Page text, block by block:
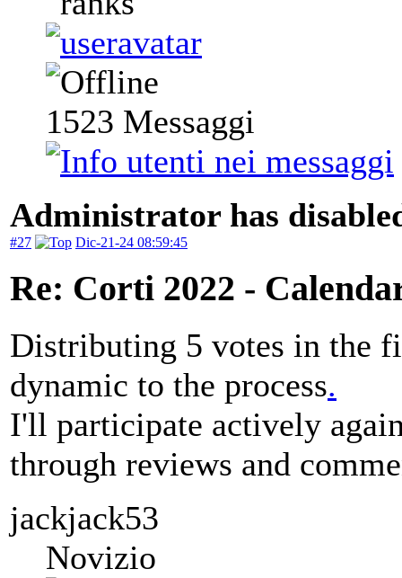
1523 Messaggi
Administrator has
#27 Dic-21-24 08:59:45
Re: Corti 2022 -
Distributing 5 votes in the
dynamic to the process.
I'll participate actively
through reviews and
jackjack53
Novizio